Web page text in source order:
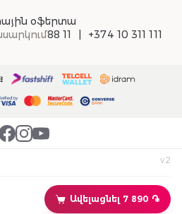
Ավելացնել 7 890 ֏
օֆերտա
88 11 +374 10 311 111
v2